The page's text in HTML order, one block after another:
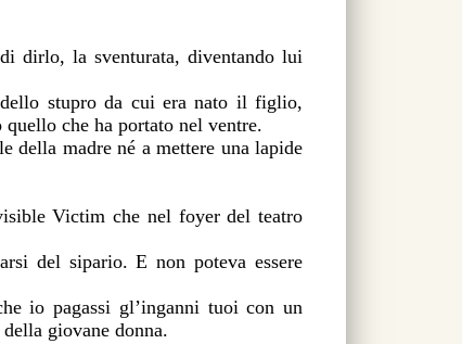
dirlo, la sventurata, diventando lui
stupro da cui era nato il figlio,
che ha portato nel ventre.
della madre né a mettere una lapide
Victim che nel foyer del teatro
del sipario. E non poteva essere
io pagassi gl’inganni tuoi con un
giovane donna.